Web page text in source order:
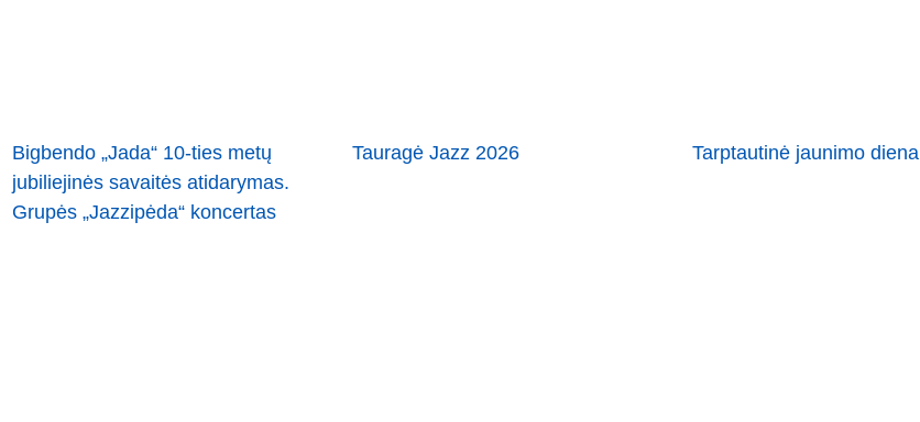
Bigbendo „Jada“ 10-ties metų
jubiliejinės savaitės atidarymas.
Grupės „Jazzipėda“ koncertas
Tauragė Jazz 2026 Tarptautinė jaunimo diena